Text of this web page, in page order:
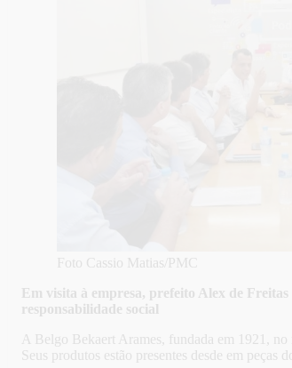
Foto Cassio Matias/PMC
Em visita à empresa, prefeito Alex de
responsabilidade social
A Belgo Bekaert Arames, fundada em 1921,
Seus produtos estão presentes desde em